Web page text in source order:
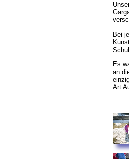
Bei
Es
an
Art